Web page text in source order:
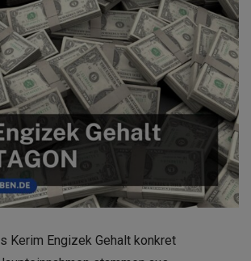
Kerim Engizek Gehalt konkret